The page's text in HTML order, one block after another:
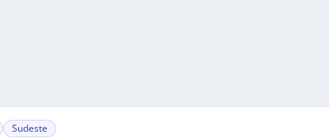
Sudeste